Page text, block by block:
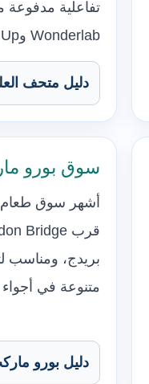
تفاعلية مدفوعة
Wonderlab وPower Up.
دليل متحف
سوق بورو
أشهر سوق طعام
بريدج، ومناسب
متنوعة في
دليل بورو